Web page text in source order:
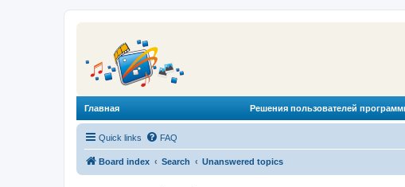
Главная Решения пользователей
Quick links FAQ
Board index Search Unanswered topics